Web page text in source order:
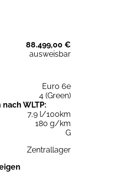
88.499,00 €
ausweisbar
Euro 6e
4 (Green)
WLTP:
7,9 l/100km
180 g/km
G
Zentrallager